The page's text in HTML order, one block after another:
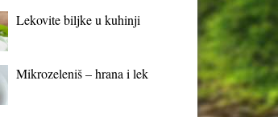
Lekovite biljke u kuhinji
Mikrozeleniš – hrana i lek